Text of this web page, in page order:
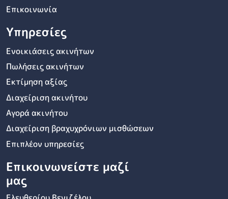
Επικοινωνία
Υπηρεσίες
Ενοικιάσεις ακινήτων
Πωλήσεις ακινήτων
Εκτίμηση αξίας
Διαχείριση ακινήτου
Αγορά ακινήτου
Διαχείριση βραχυχρόνιων μισθώσεων
Επιπλέον υπηρεσίες
Επικοινωνείστε μαζί
μας